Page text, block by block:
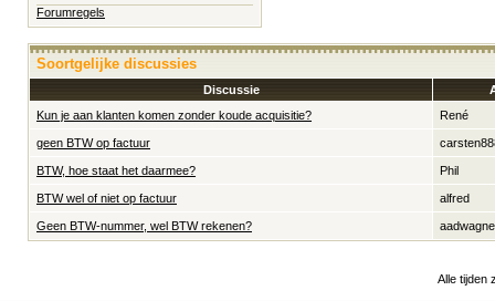
Forumregels
Soortgelijke discussies
Discussie
Kun je aan klanten komen zonder koude acquisitie?
René
geen BTW op factuur
BTW, hoe staat het daarmee? Phil
BTW wel of niet op factuur alfred
Geen BTW-nummer, wel BTW rekenen?
Alle tijden